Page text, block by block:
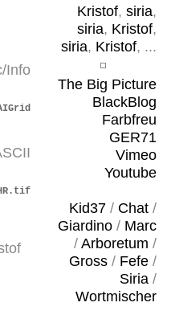
Kristof, siria,
siria, Kristof,
siria, Kristof, ...
The Big Picture
BlackBlog
Farbfreu
GER71
Vimeo
Youtube
Kid37/ Chat/
Giardino/ Marc
/ Arboretum /
Gross/ Fefe/
Siria/
Wortmischer
Info